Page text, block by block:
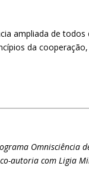
ampliada de
da
Omnisciência
autoria com Ligia